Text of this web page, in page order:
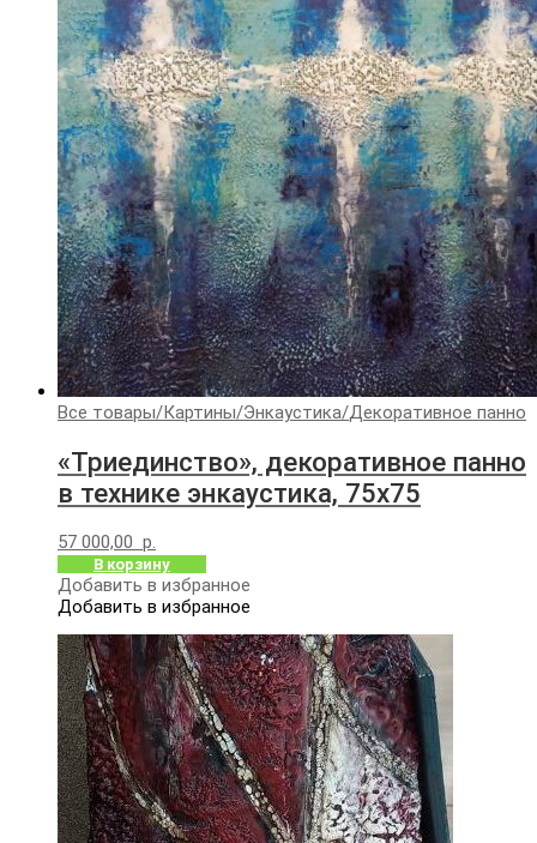
Все товары/Картины/Энкаустика/Декоративное панно
«Триединство», декоративное панно
в технике энкаустика, 75х75
57 000,00 р.
В корзину
Добавить в избранное
Добавить в избранное